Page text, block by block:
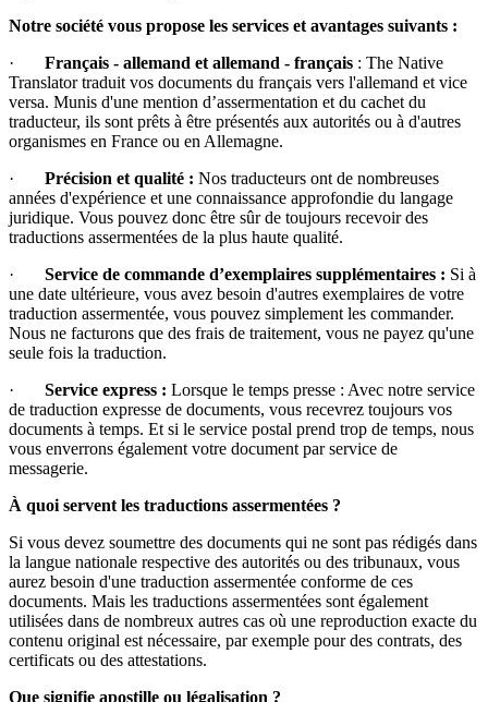
Notre société vous propose les services et avantages suivants :
· Français - allemand et allemand - français : The Native
Translator traduit vos documents du français vers l'allemand et vice
versa. Munis d'une mention d’assermentation et du cachet du
traducteur, ils sont prêts à être présentés aux autorités ou à d'autres
organismes en France ou en Allemagne.
· Précision et qualité : Nos traducteurs ont de nombreuses
années d'expérience et une connaissance approfondie du langage
juridique. Vous pouvez donc être sûr de toujours recevoir des
traductions assermentées de la plus haute qualité.
· Service de commande d’exemplaires supplémentaires : Si à
une date ultérieure, vous avez besoin d'autres exemplaires de votre
traduction assermentée, vous pouvez simplement les commander.
Nous ne facturons que des frais de traitement, vous ne payez qu'une
seule fois la traduction.
· Service express : Lorsque le temps presse : Avec notre service
de traduction expresse de documents, vous recevrez toujours vos
documents à temps. Et si le service postal prend trop de temps, nous
vous enverrons également votre document par service de
messagerie.
À quoi servent les traductions assermentées ?
Si vous devez soumettre des documents qui ne sont pas rédigés dans
la langue nationale respective des autorités ou des tribunaux, vous
aurez besoin d'une traduction assermentée conforme de ces
documents. Mais les traductions assermentées sont également
utilisées dans de nombreux autres cas où une reproduction exacte du
contenu original est nécessaire, par exemple pour des contrats, des
certificats ou des attestations.
Que signifie apostille ou légalisation ?